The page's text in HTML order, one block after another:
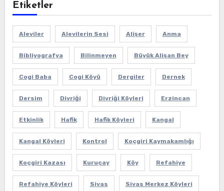
Etiketler
Aleviler Alevilerin Sesi Alişer Anma
Bibliyografya Bilinmeyen Büyük Alişan Bey
Cogi Baba Cogi Köyü Dergiler Dernek
Dersim Divriği Divriği Köyleri Erzincan
Etkinlik Hafik Hafik Köyleri Kangal
Kangal Köyleri Kontrol Koçgiri Kaymakamlığı
Koçgiri Kazası Kuruçay Köy Refahiye
Refahiye Köyleri Sivas Sivas Merkez Köyleri